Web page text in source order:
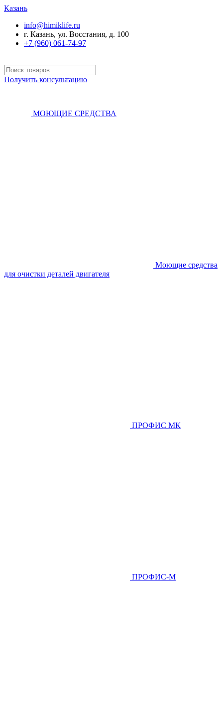
Казань
info@himiklife.ru
г. Казань, ул. Восстания, д. 100
+7 (960) 061-74-97
Получить консультацию
МОЮЩИЕ СРЕДСТВА
Моющие средства
для очистки деталей двигателя
ПРОФИС МК
ПРОФИС-М